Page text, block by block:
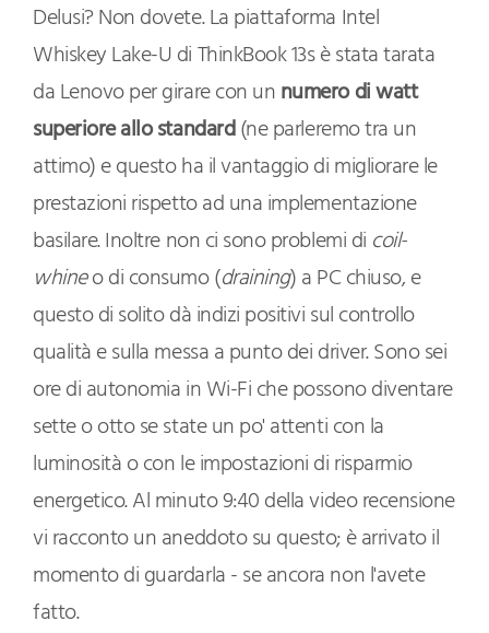
Delusi? Non dovete. La piattaforma Intel
Whiskey Lake-U di ThinkBook 13s è stata tarata
da Lenovo per girare con unnumero di watt
superiore allo standard(ne parleremo tra un
attimo) e questo ha il vantaggio di migliorare le
prestazioni rispetto ad una implementazione
basilare. Inoltre non ci sono problemi di coil-
whineo di consumo (draining) a PC chiuso, e
questo di solito dà indizi positivi sul controllo
qualità e sulla messa a punto dei driver. Sono sei
ore di autonomia in Wi-Fi che possono diventare
sette o otto se state un po' attenti con la
luminosità o con le impostazioni di risparmio
energetico. Al minuto 9:40 della video recensione
vi racconto un aneddoto su questo; è arrivato il
momento di guardarla - se ancora non l'avete
fatto.